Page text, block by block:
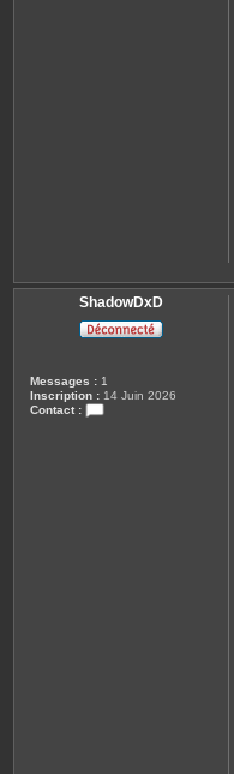
ShadowDxD
Messages : 1
Inscription : 14 Juin 2026
Contact :